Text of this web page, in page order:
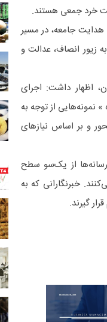
خرد جمعی هستند.
هدایت جامعه، در مسیر
زیور انصاف، عدالت و
اظهار داشت: اجرای
از توجه به
و بر اساس نیازهای
از یک‌سو سطح
خبرنگارانی که به
گیرند.